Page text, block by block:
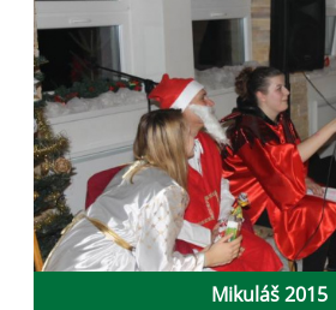
Mikuláš 2015